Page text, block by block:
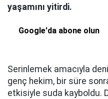
yaşamını yitirdi.
Google'da abone olun
Serinlemek amacıyla
genç hekim, bir süre
etkisiyle suda kayboldu.